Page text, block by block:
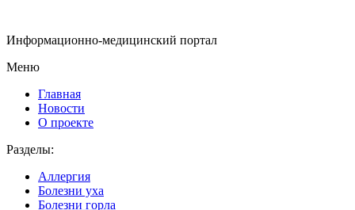
Информационно-медицинский портал
Меню
Главная
Новости
О проекте
Разделы:
Аллергия
Болезни уха
Болезни горла